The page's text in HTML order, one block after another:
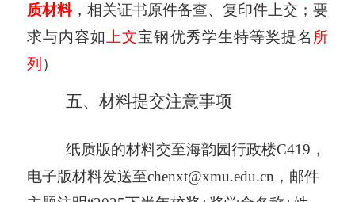
质材料 ，相关证书原件备查、复印件上交； 要
求与内容如 上文宝钢优秀学生特等奖提名 所
列 ）
五、材料提交注意事项
纸质版的材料交至海韵园行政楼C419 ，
电子版材料发送至chenxt@xmu.edu.cn，邮件